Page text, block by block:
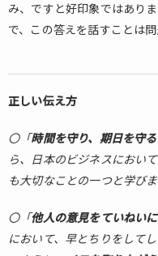
1.6.
スト
を感
じま
す
か？
2.
ま
と
み、ですと好印象ではあり
で、この答えを話すことは問
正しい伝え方
〇「時間を守り、期日を守
ら、日本のビジネスにおい
も大切なことの一つと学びま
〇「他人の意見をていねい
において、早とちりをして